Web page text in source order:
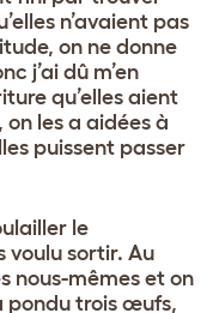
n’avaient pas
on ne donne
j’ai dû m’en
qu’elles aient
les a aidées à
puissent passer
le
voulu sortir. Au
nous-mêmes et on
pondu trois œufs,